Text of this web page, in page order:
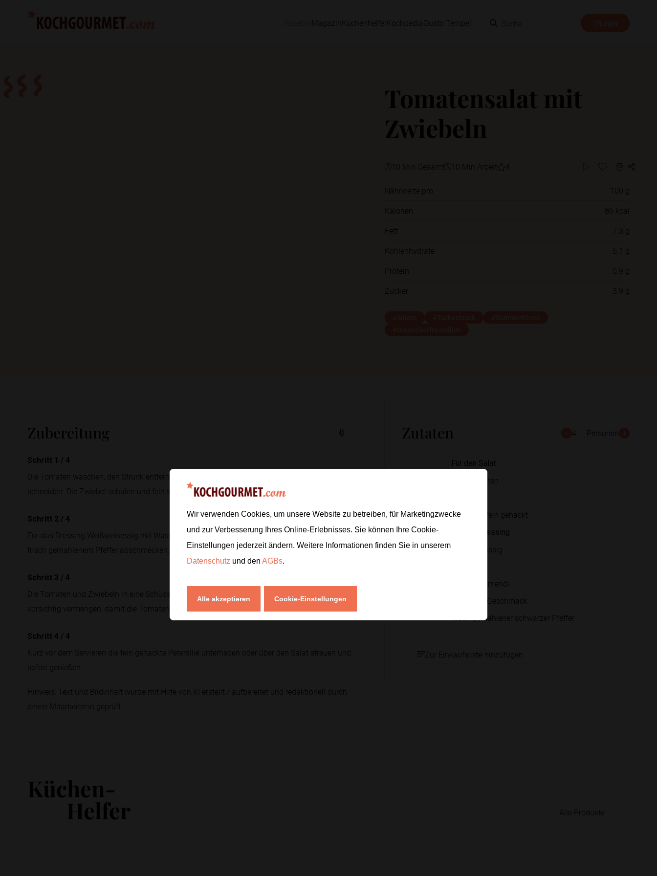
Magazin Küchenhelfer Kochpedia Gusto Tempel
Tomatensalat mit
Zwiebeln
10 Min Gesamt 10 Min Arbeit 4
Nährwerte pro
100 g
Kalorien
86 kcal
Fett
7.3 g
Kohlenhydrate
5.1 g
Protein
0.9 g
Zucker
3.9 g
Zutaten 4 Personen
Für den Salat
reife Tomaten
3EL Petersilie, fein gehackt
Für das Dressing
2EL
Weißweinessig
Sonnenblumenöl
Salz nach Geschmack
frisch gemahlener schwarzer Pfeffer
Zur Einkaufsliste hinzufügen
Zubereitung
Schritt 1 / 4
Die Tomaten waschen, den Strunk entfernen und je nach Größe in Spalten oder Scheiben
schneiden. Die Zwiebel schälen und fein würfeln.
Schritt 2 / 4
Für das Dressing Weißweinessig mit Wasser und Sonnenblumenöl verrühren. Mit Salz und
frisch gemahlenem Pfeffer abschmecken.
Schritt 3 / 4
Die Tomaten und Zwiebeln in eine Schüssel geben, das Dressing darüber gießen und alles
vorsichtig vermengen, damit die Tomaten ihre Form behalten.
Schritt 4 / 4
Kurz vor dem Servieren die fein gehackte Petersilie unterheben oder über den Salat streuen und
sofort genießen.
Hinweis: Text und Bildinhalt wurde mit Hilfe von KI erstellt / aufbereitet und redaktionell durch
eine:n Mitarbeiter:in geprüft.
Küchen-
Helfer Alle Produkte
Wir verwenden Cookies, um unsere Website zu betreiben, für Marketingzwecke
und zur Verbesserung Ihres Online-Erlebnisses. Sie können Ihre Cookie-
Einstellungen jederzeit ändern. Weitere Informationen finden Sie in unserem
Datenschutz und den AGBs.
Alle akzeptieren Cookie-Einstellungen